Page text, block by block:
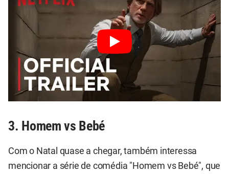
3. Homem vs Bebé
Com o Natal quase a chegar, também interessa
mencionar a série de comédia "Homem vs Bebé", que